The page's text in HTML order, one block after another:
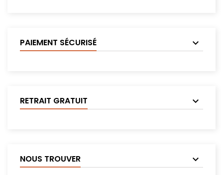
PAIEMENT SÉCURISÉ
RETRAIT GRATUIT
NOUS TROUVER